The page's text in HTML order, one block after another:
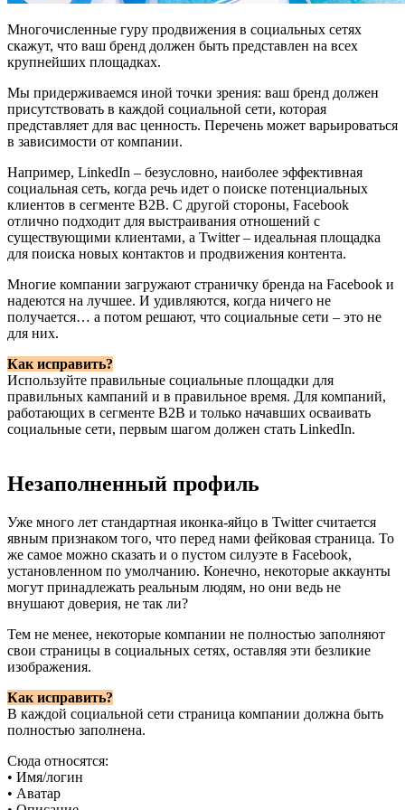
Многочисленные гуру продвижения в социальных сетях
скажут, что ваш бренд должен быть представлен на всех
крупнейших площадках.
Мы придерживаемся иной точки зрения: ваш бренд должен
присутствовать в каждой социальной сети, которая
представляет для вас ценность. Перечень может варьироваться
в зависимости от компании.
Например, LinkedIn – безусловно, наиболее эффективная
социальная сеть, когда речь идет о поиске потенциальных
клиентов в сегменте B2B. С другой стороны, Facebook
отлично подходит для выстраивания отношений с
существующими клиентами, а Twitter – идеальная площадка
для поиска новых контактов и продвижения контента.
Многие компании загружают страничку бренда на Facebook и
надеются на лучшее. И удивляются, когда ничего не
получается… а потом решают, что социальные сети – это не
для них.
Как исправить?
Используйте правильные социальные площадки для
правильных кампаний и в правильное время. Для компаний,
работающих в сегменте B2B и только начавших осваивать
социальные сети, первым шагом должен стать LinkedIn.
Незаполненный профиль
Уже много лет стандартная иконка-яйцо в Twitter считается
явным признаком того, что перед нами фейковая страница. То
же самое можно сказать и о пустом силуэте в Facebook,
установленном по умолчанию. Конечно, некоторые аккаунты
могут принадлежать реальным людям, но они ведь не
внушают доверия, не так ли?
Тем не менее, некоторые компании не полностью заполняют
свои страницы в социальных сетях, оставляя эти безликие
изображения.
Как исправить?
В каждой социальной сети страница компании должна быть
полностью заполнена.
Сюда относятся:
• Имя/логин
• Аватар